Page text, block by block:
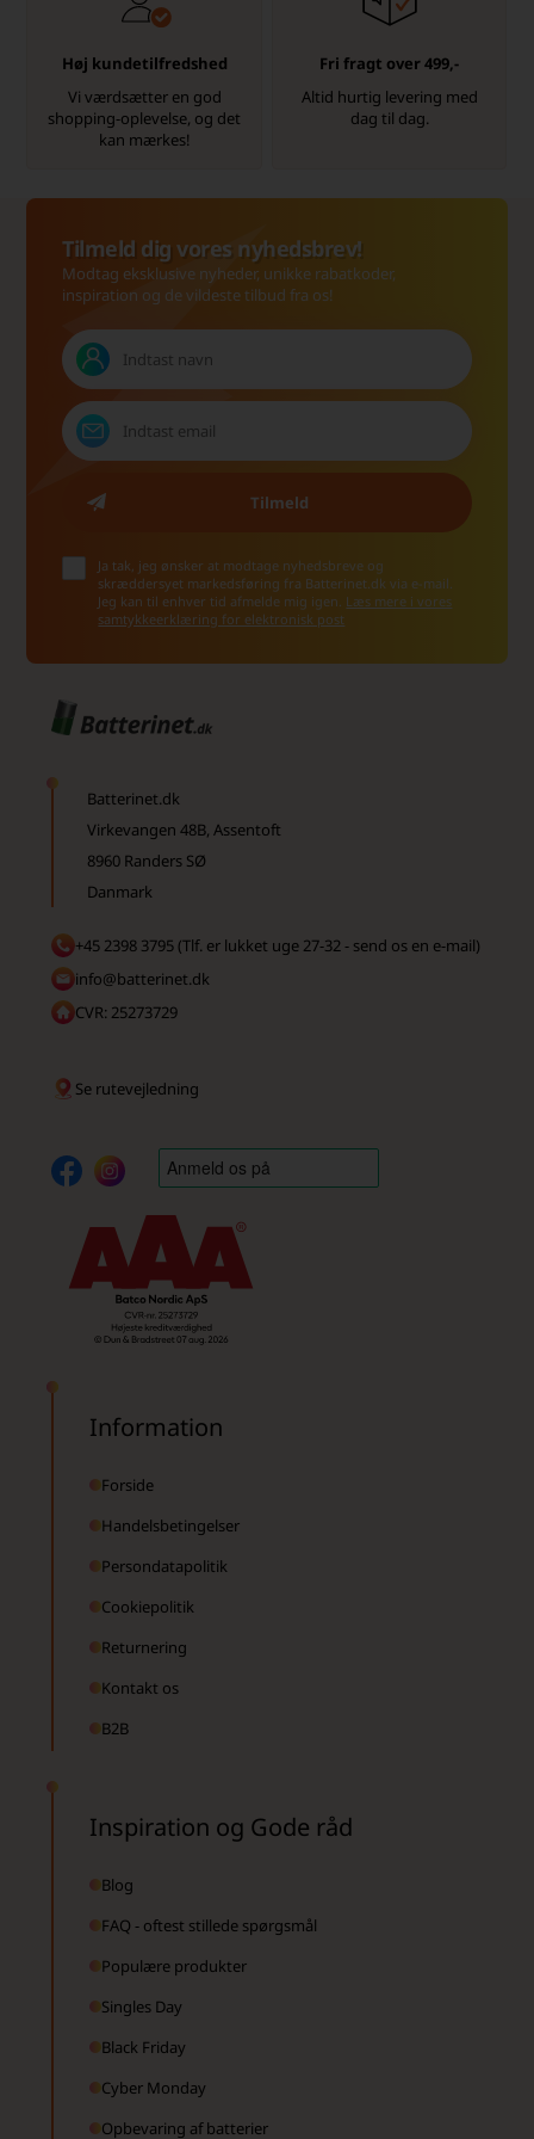
Høj kundetilfredshed
Vi værdsætter en god
shopping-oplevelse, og det
kan mærkes!
Fri fragt over 499,-
Altid hurtig levering med
dag til dag.
Tilmeld dig vores nyhedsbrev!
Modtag eksklusive nyheder, unikke rabatkoder,
inspiration og de vildeste tilbud fra os!
Ja tak, jeg ønsker at modtage nyhedsbreve og
skræddersyet markedsføring fra Batterinet.dk via e-mail.
Jeg kan til enhver tid afmelde mig igen. Læs mere i vores
samtykkeerklæring for elektronisk post
Batterinet.dk
Virkevangen 48B, Assentoft
8960 Randers SØ
Danmark
+45 2398 3795 (Tlf. er lukket uge 27-32 - send os en e-mail)
info@batterinet.dk
CVR: 25273729
Se rutevejledning
Information
Forside
Handelsbetingelser
Persondatapolitik
Cookiepolitik
Returnering
Kontakt os
B2B
Inspiration og Gode råd
Blog
FAQ - oftest stillede spørgsmål
Populære produkter
Singles Day
Black Friday
Cyber Monday
Opbevaring af batterier